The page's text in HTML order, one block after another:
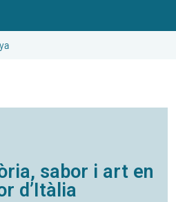
sabor i art en
d’Itàlia